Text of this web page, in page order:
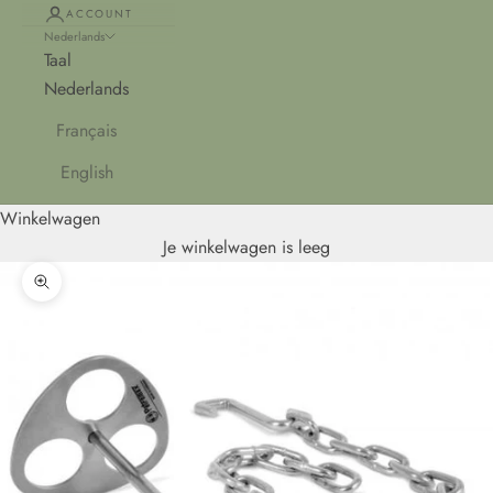
ACCOUNT
Nederlands
Taal
Nederlands
Français
English
Winkelwagen
Je winkelwagen is leeg
In-/uitzoomen